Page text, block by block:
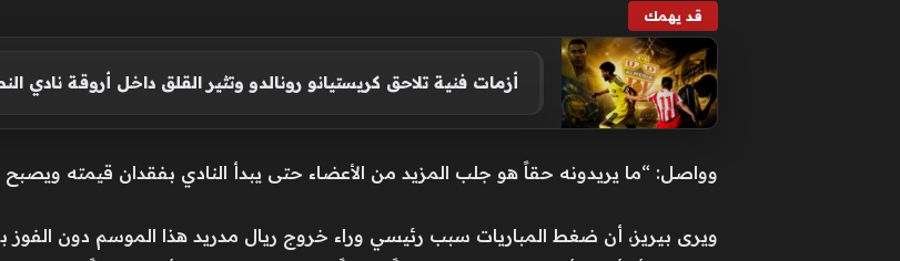
قد يهمك
أزمات فنية تلاحق كريستيانو رونالدو وتثير القلق داخل أروقة نادي
وواصل: “ما يريدونه حقاً هو جلب المزيد من الأعضاء حتى يبدأ النادي بفقدان قيمته ويصبح
ويرى بيريز، أن ضغط المباريات سبب رئيسي وراء خروج ريال مدريد هذا الموسم دون الفوز